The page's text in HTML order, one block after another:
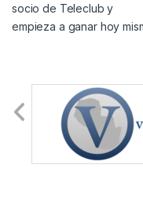
socio de Teleclub y
empieza a ganar hoy